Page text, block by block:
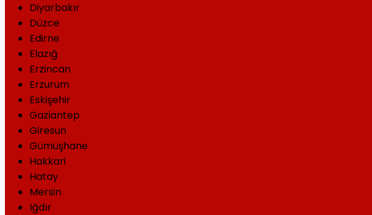
Diyarbakır
Düzce
Edirne
Elazığ
Erzincan
Erzurum
Eskişehir
Gaziantep
Giresun
Gümüşhane
Hakkari
Hatay
Mersin
Iğdır